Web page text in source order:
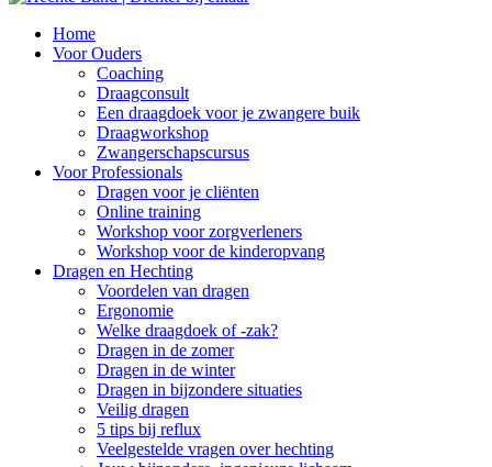
Home
Voor Ouders
Coaching
Draagconsult
Een draagdoek voor je zwangere buik
Draagworkshop
Zwangerschapscursus
Voor Professionals
Dragen voor je cliënten
Online training
Workshop voor zorgverleners
Workshop voor de kinderopvang
Dragen en Hechting
Voordelen van dragen
Ergonomie
Welke draagdoek of -zak?
Dragen in de zomer
Dragen in de winter
Dragen in bijzondere situaties
Veilig dragen
5 tips bij reflux
Veelgestelde vragen over hechting